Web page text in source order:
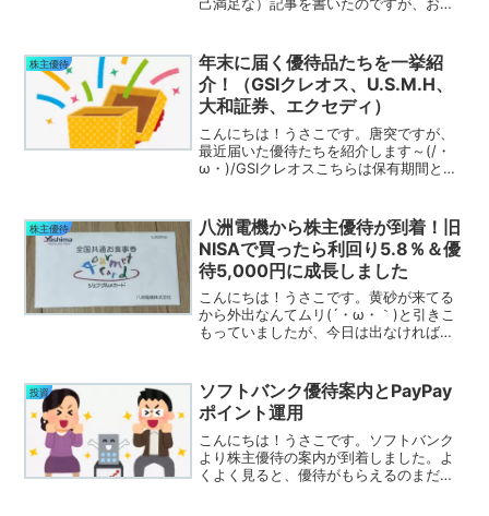
己満足な）記事を書いたのですが、お小
活をしている・・・！日常的な生活費は
普通に使います。食料品とか...
株主優待
年末に届く優待品たちを一挙紹
介！（GSIクレオス、U.S.M.H、
大和証券、エクセディ）
こんにちは！うさこです。唐突ですが、
最近届いた優待たちを紹介します～(/・
ω・)/GSIクレオスこちらは保有期間と株
りました！ヾ(*´∀｀*)ﾉ最近QUOカー...
株主優待
八洲電機から株主優待が到着！旧
NISAで買ったら利回り5.8％＆優
待5,000円に成長しました
こんにちは！うさこです。黄砂が来てる
から外出なんてムリ(´・ω・｀)と引きこ
もっていましたが、今日は出なければ。
ない主婦だけど今日は外に出ます(´・ω・
｀)ﾒﾝﾄﾞｲ八...
投資
ソフトバンク優待案内とPayPay
ポイント運用
こんにちは！うさこです。ソフトバンク
より株主優待の案内が到着しました。よ
くよく見ると、優待がもらえるのまだ先